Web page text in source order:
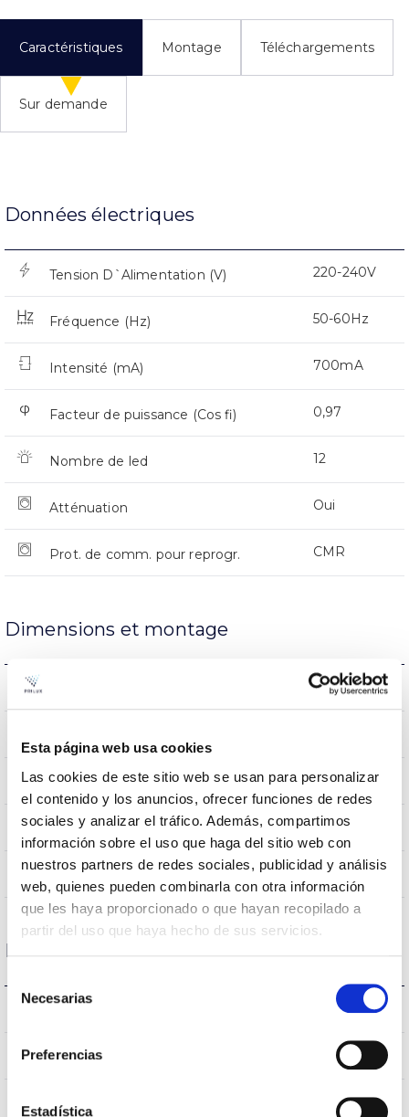
Esta página web usa cookies
Las cookies de este sitio web se usan para personalizar
el contenido y los anuncios, ofrecer funciones de redes
sociales y analizar el tráfico. Además, compartimos
información sobre el uso que haga del sitio web con
nuestros partners de redes sociales, publicidad y análisis
web, quienes pueden combinarla con otra información
que les haya proporcionado o que hayan recopilado a
partir del uso que haya hecho de sus servicios.
Necesarias
Preferencias
Estadística
Caractéristiques Montage Téléchargements
Sur demande
Données électriques
Tension D`Alimentation (V) 220-240V
Fréquence (Hz) 50-60Hz
Intensité (mA) 700mA
Facteur de puissance (Cos fi) 0,97
Nombre de led 12
Atténuation Oui
Prot. de comm. pour reprogr. CMR
Dimensions et montage
Support de bras
Poids 9.5Kg
Dimensions Ø600x435mm
Empalmable Non
Données optiques
4.000K
CRI Indice de rendu des couleurs >70
Optique S150L1M